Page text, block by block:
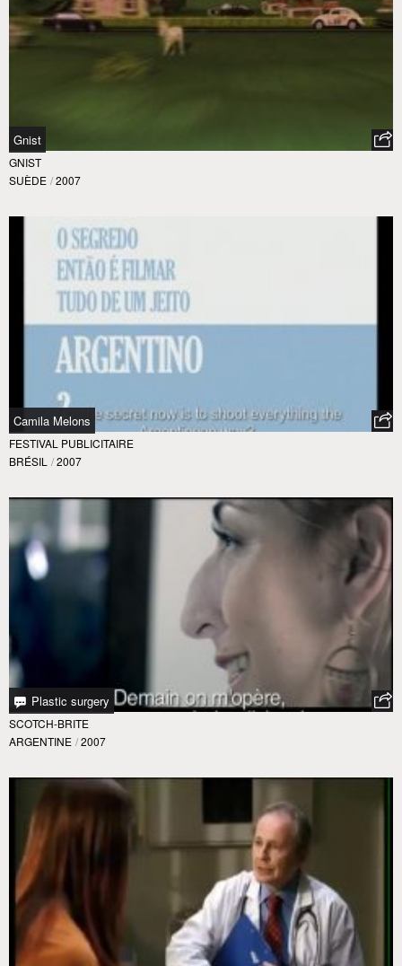
Gnist
GNIST
SUÈDE / 2007
Camila Melons
FESTIVAL PUBLICITAIRE
BRÉSIL / 2007
Plastic surgery
SCOTCH-BRITE
ARGENTINE / 2007